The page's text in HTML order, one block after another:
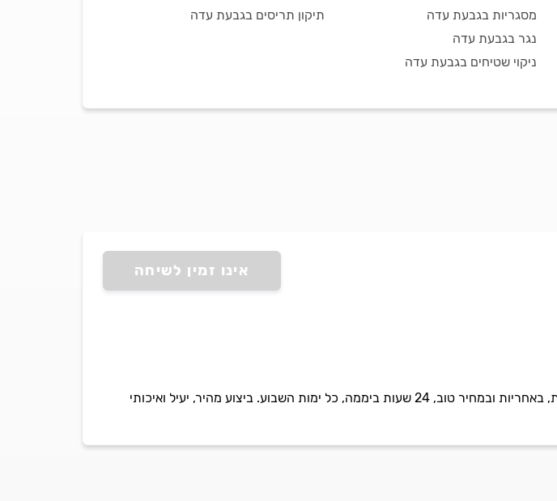
מסגריות בגבעת עדה
נגר בגבעת עדה
ניקוי שטיחים בגבעת עדה
תיקון תריסים בגבעת עדה
אינו זמין לשיחה
חיליק שירותי פריצה ותיקון לבית ולעסק בכל שעות היממה. בזריזות, באחריות ובמחיר טוב, 24 שעות ביממה, כל ימות השבוע. ביצוע מהיר, יעיל ואיכותי